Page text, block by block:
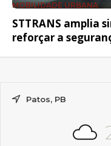
MOBILIDADE URBANA
STTRANS amplia
reforçar a
Patos, PB